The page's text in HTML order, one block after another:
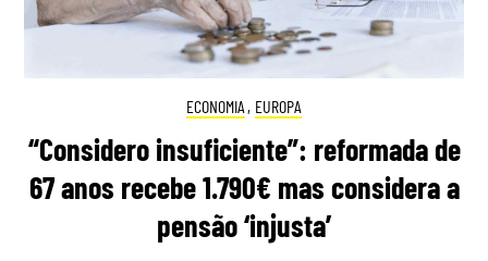
ECONOMIA , EUROPA
“Considero insuficiente”: reformada de
67 anos recebe 1.790€ mas considera a
pensão ‘injusta’